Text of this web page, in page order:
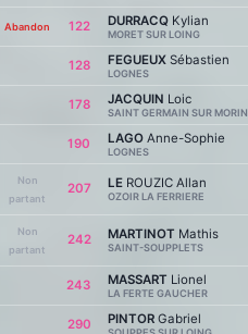
Abandon 122 DURRACQ Kylian
MORET SUR LOING
128 FEGUEUX Sébastien
LOGNES
178 JACQUIN Loic
SAINT GERMAIN SUR MORIN
190 LAGO Anne-Sophie
LOGNES
Non
partant
207 LE ROUZIC Allan
OZOIR LA FERRIERE
Non
partant
242 MARTINOT Mathis
SAINT-SOUPPLETS
243 MASSART Lionel
LA FERTE GAUCHER
290 PINTOR Gabriel